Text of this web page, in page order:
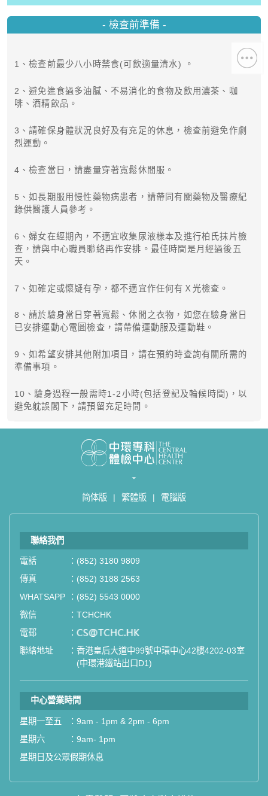
- 檢查前準備 -
1、檢查前最少八小時禁食(可飲適量清水) 。
2、避免進食過多油膩、不易消化的食物及飲用濃茶、咖
啡、酒精飲品。
3、請確保身體狀況良好及有充足的休息，檢查前避免作劇
烈運動。
4、檢查當日，請盡量穿著寬鬆休閒服。
5、如長期服用慢性藥物病患者，請帶同有關藥物及醫療紀
錄供醫護人員參考。
6、婦女在經期內，不適宜收集尿液樣本及進行柏氏抹片檢
查，請與中心職員聯絡再作安排。最佳時間是月經過後五
天。
7、如確定或懷疑有孕，都不適宜作任何有Ｘ光檢查。
8、請於驗身當日穿著寬鬆、休閒之衣物，如您在驗身當日
已安排運動心電圖檢查，請帶備運動服及運動鞋。
9、如希望安排其他附加項目，請在預約時查詢有關所需的
準備事項。
10、驗身過程一般需時1-2小時(包括登記及輪候時間)，以
避免躭誤閣下，請預留充足時間。
简体版 | 繁體版 | 電腦版
聯絡我們
電話 ： (852) 3180 9809
傳真
： (852) 3188 2563
WHATSAPP
： (852) 5543 0000
微信
： TCHCHK
電郵
： email
聯絡地址
： 香港皇后大道中99號中環中心42樓4202-03室
(中環港鐵站出口D1)
中心營業時間
星期一至五 ： 9am - 1pm & 2pm - 6pm
星期六
： 9am- 1pm
星期日及公眾假期休息